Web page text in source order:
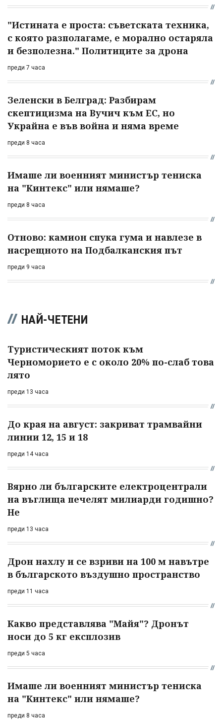
"Истината е проста: съветската техника,
с която разполагаме, е морално остаряла
и безполезна." Политиците за дрона
преди 7 часа
Зеленски в Белград: Разбирам
скептицизма на Вучич към ЕС, но
Украйна е във война и няма време
преди 8 часа
Имаше ли военният министър тениска
на "Кинтекс" или нямаше?
преди 8 часа
Отново: камион спука гума и навлезе в
насрещното на Подбалканския път
преди 9 часа
НАЙ-ЧЕТЕНИ
Туристическият поток към
Черноморието е с около 20% по-слаб това
лято
преди 13 часа
До края на август: закриват трамвайни
линии 12, 15 и 18
преди 14 часа
Вярно ли българските електроцентрали
на въглища печелят милиарди годишно?
Не
преди 13 часа
Дрон нахлу и се взриви на 100 м навътре
в българското въздушно пространство
преди 11 часа
Какво представлява "Майя"? Дронът
носи до 5 кг експлозив
преди 5 часа
Имаше ли военният министър тениска
на "Кинтекс" или нямаше?
преди 8 часа